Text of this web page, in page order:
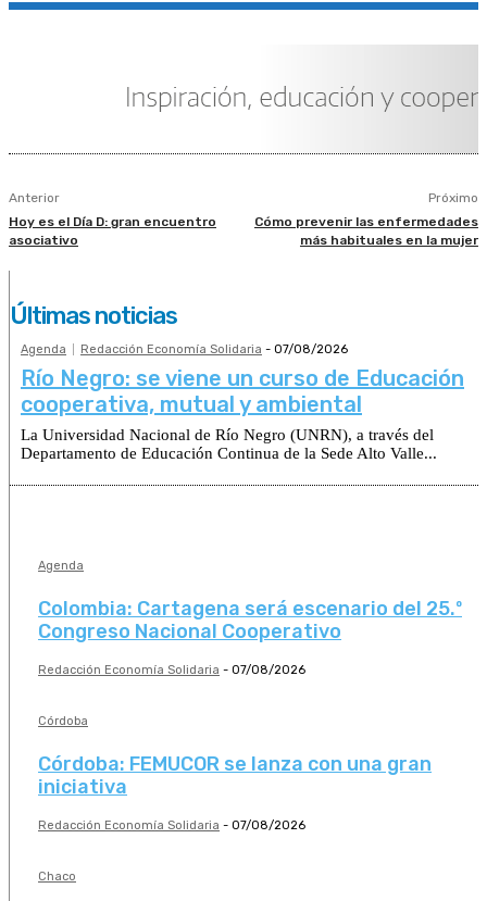
Anterior
Hoy es el Día D: gran encuentro
asociativo
Próximo
Cómo prevenir las enfermedades
más habituales en la mujer
Últimas noticias
Agenda Redacción Economía Solidaria - 07/08/2026
Río Negro: se viene un curso de Educación
cooperativa, mutual y ambiental
La Universidad Nacional de Río Negro (UNRN), a través del
Departamento de Educación Continua de la Sede Alto Valle...
Agenda
Colombia: Cartagena será escenario del 25.º
Congreso Nacional Cooperativo
Redacción Economía Solidaria - 07/08/2026
Córdoba
Córdoba: FEMUCOR se lanza con una gran
iniciativa
Redacción Economía Solidaria - 07/08/2026
Chaco